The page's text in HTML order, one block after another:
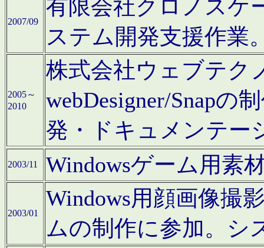
2007/09
有限会社クロノスケ
ステム開発支援作業
2005～
2010
株式会社ウェブテク
webDesigner/Snapの
発・ドキュメンテー
2003/11 Windowsゲーム用素
2003/01
Windows用顔画像撮
ムの制作に参加。シ